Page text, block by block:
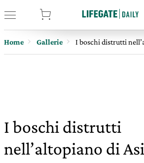
Home Gallerie I boschi distrutti
I boschi distrutti
nell’altopiano di